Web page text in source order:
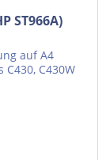
ST966A)
auf A4
C430W